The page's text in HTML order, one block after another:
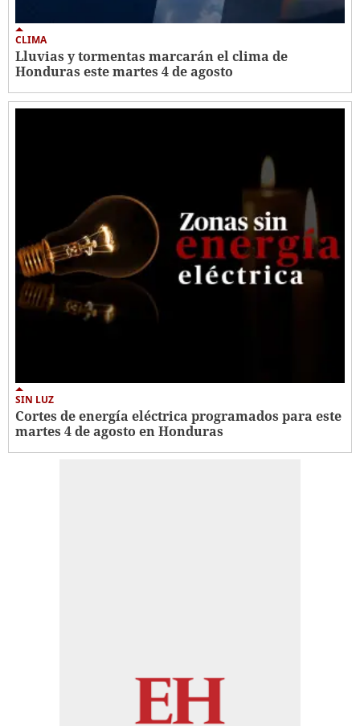
CLIMA
Lluvias y tormentas marcarán el clima de
Honduras este martes 4 de agosto
SIN LUZ
Cortes de energía eléctrica programados para este
martes 4 de agosto en Honduras